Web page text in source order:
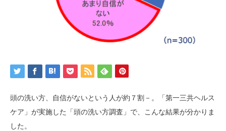
頭の洗い方、自信がないという人が約７割－。「第一三共ヘルス
ケア」が実施した「頭の洗い方調査」で、こんな結果が分かりま
した。